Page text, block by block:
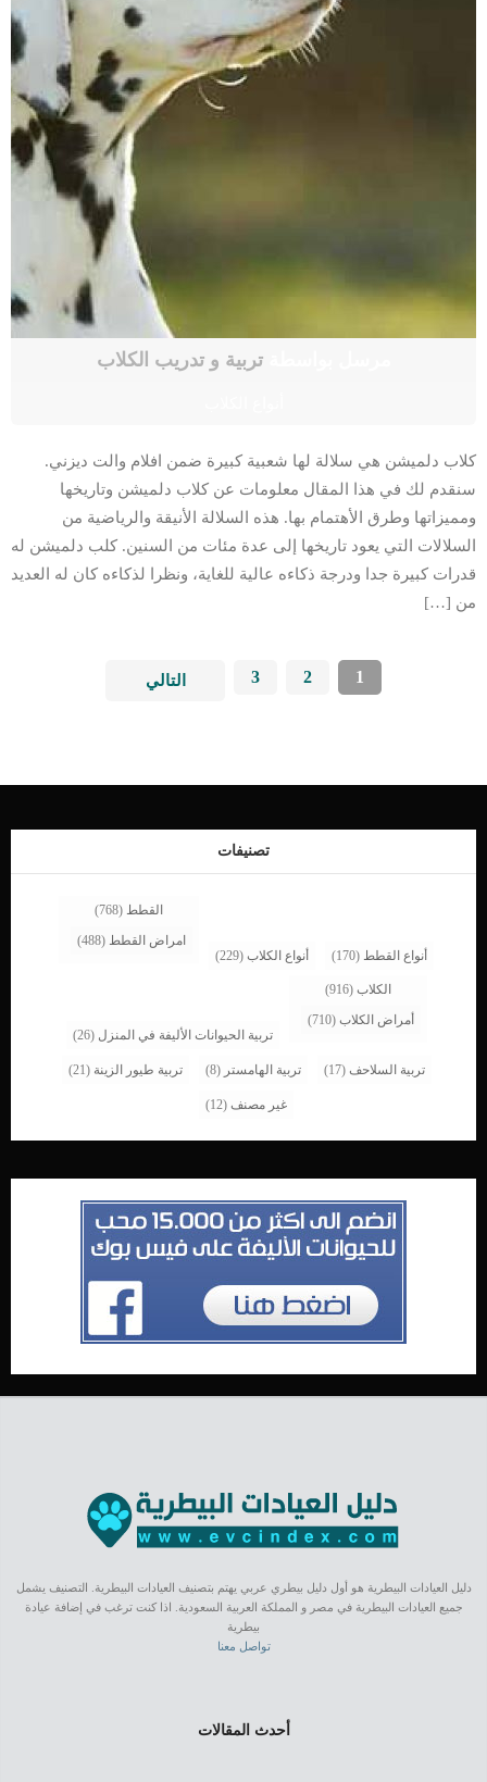
مرسل بواسطةتربية و تدريب الكلاب
كلاب دلميشن هي سلالة لها شعبية كبيرة ضمن افلام والت ديزني.
سنقدم لك في هذا المقال معلومات عن كلاب دلميشن وتاريخها
ومميزاتها وطرق الأهتمام بها. هذه السلالة الأنيقة والرياضية من
السلالات التي يعود تاريخها إلى عدة مئات من السنين. كلب دلميشن له
قدرات كبيرة جدا ودرجة ذكاءه عالية للغاية، ونظرا لذكاءه كان له العديد
من […]
1
2
3 التالي
تصنيفات
أنواع القطط (170) أنواع الكلاب (229)
القطط (768)
امراض القطط (488)
الكلاب (916)
أمراض الكلاب (710)
تربية الحيوانات الأليفة في المنزل (26)
تربية السلاحف (17) تربية الهامستر (8) تربية طيور الزينة (21)
غير مصنف (12)
دليل العيادات البيطرية هو أول دليل بيطري عربي يهتم بتصنيف العيادات البيطرية. التصنيف يشمل
جميع العيادات البيطرية في مصر و المملكة العربية السعودية. اذا كنت ترغب في إضافة عيادة
بيطرية
تواصل معنا
أحدث المقالات